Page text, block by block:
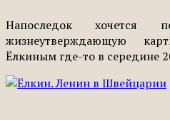
Напоследок хочется
жизнеутверждающую
Ёлкиным где-то в середине